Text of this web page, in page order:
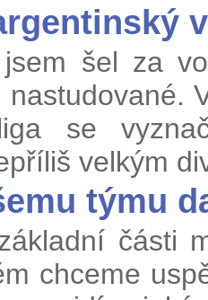
šel za
se
velkým
týmu
části
chceme